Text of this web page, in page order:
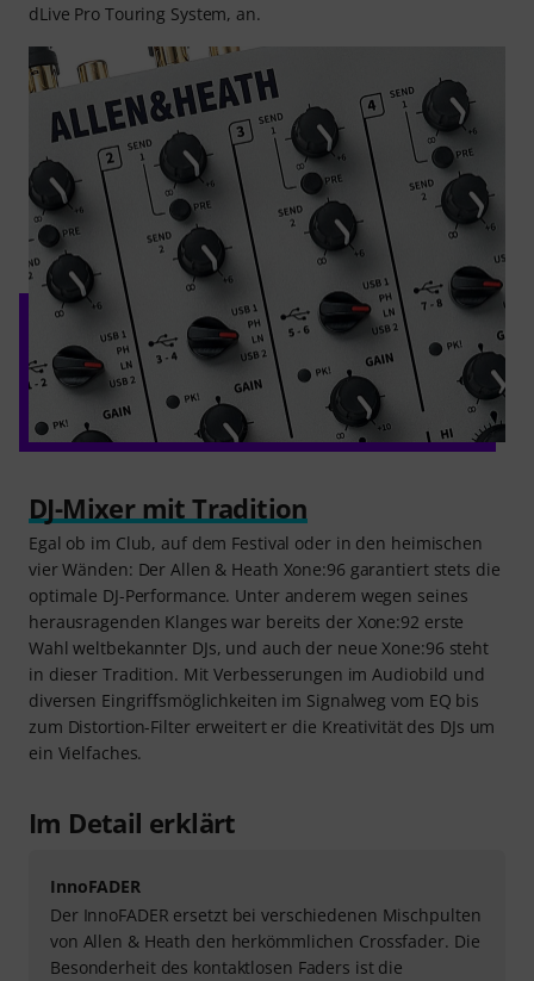
dLive Pro Touring System, an.
DJ-Mixer mit Tradition
Egal ob im Club, auf dem Festival oder in den heimischen
vier Wänden: Der Allen & Heath Xone:96 garantiert stets die
optimale DJ-Performance. Unter anderem wegen seines
herausragenden Klanges war bereits der Xone:92 erste
Wahl weltbekannter DJs, und auch der neue Xone:96 steht
in dieser Tradition. Mit Verbesserungen im Audiobild und
diversen Eingriffsmöglichkeiten im Signalweg vom EQ bis
zum Distortion-Filter erweitert er die Kreativität des DJs um
ein Vielfaches.
Im Detail erklärt
InnoFADER
Der InnoFADER ersetzt bei verschiedenen Mischpulten
von Allen & Heath den herkömmlichen Crossfader. Die
Besonderheit des kontaktlosen Faders ist die